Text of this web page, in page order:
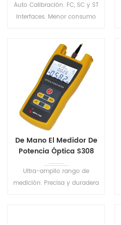
Auto Calibración. FC, SC y ST
interfaces. Menor consumo
De Mano El Medidor De
Potencia Óptica S308
Ultra-amplio rango de
medición. Precisa y duradera